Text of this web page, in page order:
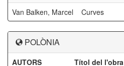
Van Balken, Marcel
Curves
POLÒNIA
AUTORS Títol del l'obra